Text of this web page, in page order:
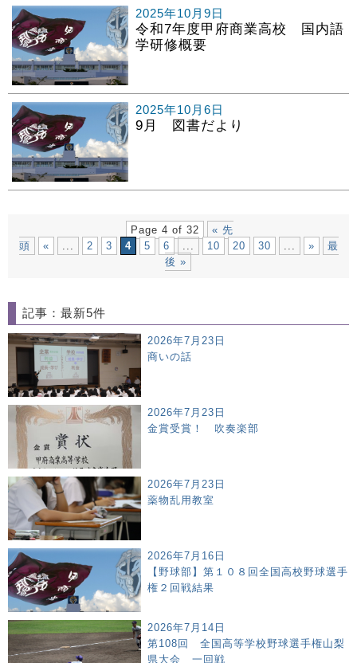
2025年10月9日
令和7年度甲府商業高校 国内語
学研修概要
2025年10月6日
9月 図書だより
Page 4 of 32
« 先
頭
« ... 2 3 4 5 6 ... 10 20 30 ... »
最
後 »
記事：最新5件
2026年7月23日
商いの話
2026年7月23日
金賞受賞！ 吹奏楽部
2026年7月23日
薬物乱用教室
2026年7月16日
【野球部】第１０８回全国高校野球選手
権２回戦結果
2026年7月14日
第108回 全国高等学校野球選手権山梨
県大会 一回戦